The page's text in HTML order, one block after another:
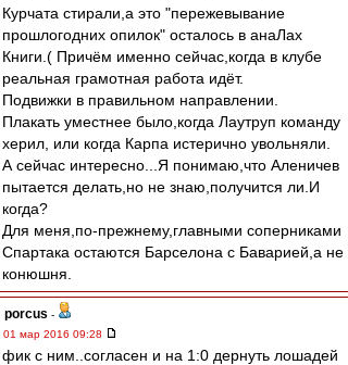
Курчата стирали,а это "пережевывание
прошлогодних опилок" осталось в анаЛах
Книги.( Причём именно сейчас,когда в клубе
реальная грамотная работа идёт.
Подвижки в правильном направлении.
Плакать уместнее было,когда Лаутруп команду
херил, или когда Карпа истерично увольняли.
А сейчас интересно...Я понимаю,что Аленичев
пытается делать,но не знаю,получится ли.И
когда?
Для меня,по-прежнему,главными соперниками
Спартака остаются Барселона с Баварией,а не
конюшня.
porcus -
01 мар 2016 09:28
фик с ним..согласен и на 1:0 дернуть лошадей